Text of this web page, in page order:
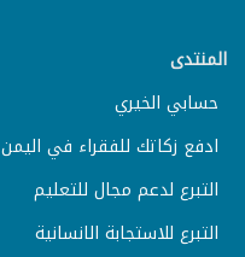
المنتدى
حسابي الخيري
ادفع زكاتك للفقراء في اليمن
التبرع لدعم مجال للتعليم
التبرع للاستجابة الانسانية